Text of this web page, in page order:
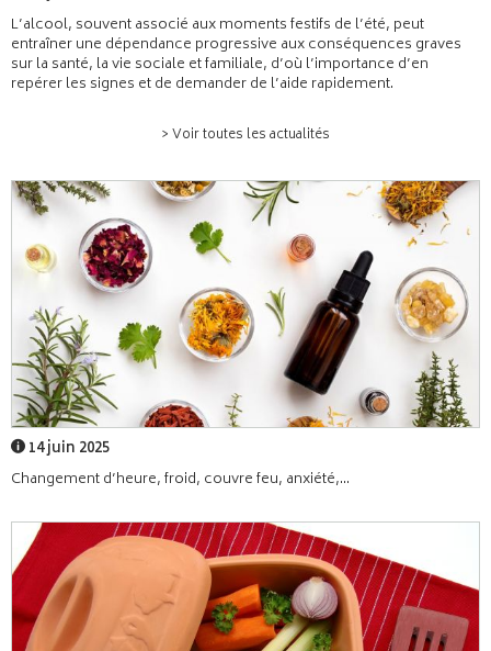
L’alcool, souvent associé aux moments festifs de l’été, peut
entraîner une dépendance progressive aux conséquences graves
sur la santé, la vie sociale et familiale, d’où l’importance d’en
repérer les signes et de demander de l’aide rapidement.
> Voir toutes les actualités
14 juin 2025
Changement d’heure, froid, couvre feu, anxiété,...